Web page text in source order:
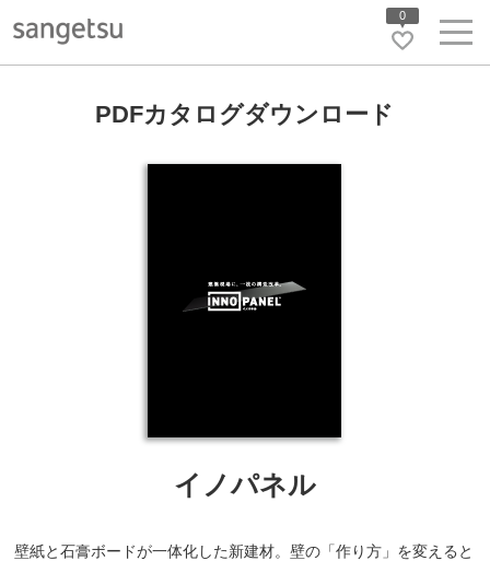
0
PDFカタログダウンロード
イノパネル
壁紙と石膏ボードが一体化した新建材。壁の「作り方」を変えると